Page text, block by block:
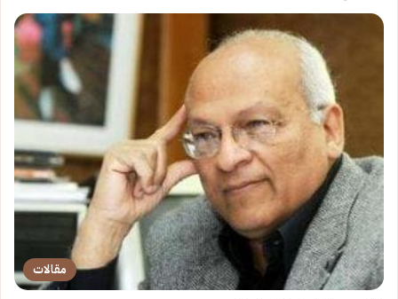
مقالات